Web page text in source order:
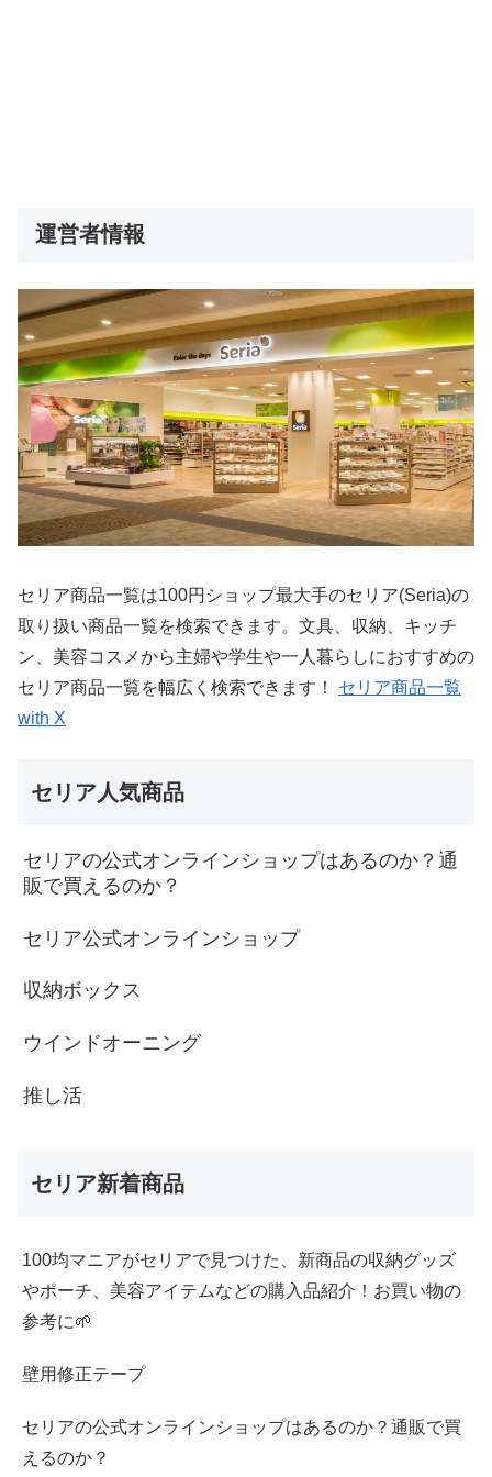
運営者情報
セリア商品一覧は100円ショップ最大手のセリア(Seria)の
取り扱い商品一覧を検索できます。文具、収納、キッチ
ン、美容コスメから主婦や学生や一人暮らしにおすすめの
セリア商品一覧を幅広く検索できます！ セリア商品一覧
with X
セリア人気商品
セリアの公式オンラインショップはあるのか？通
販で買えるのか？
セリア公式オンラインショップ
収納ボックス
ウインドオーニング
推し活
セリア新着商品
100均マニアがセリアで見つけた、新商品の収納グッズ
やポーチ、美容アイテムなどの購入品紹介！お買い物の
参考に🌱
壁用修正テープ
セリアの公式オンラインショップはあるのか？通販で買
えるのか？